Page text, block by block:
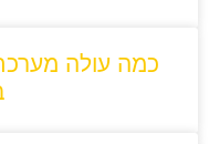
כמה עולה